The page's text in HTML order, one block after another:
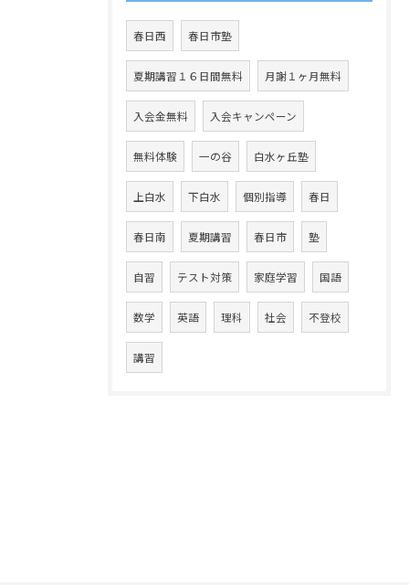
春日西 春日市塾
夏期講習１６日間無料 月謝１ヶ月無料
入会金無料 入会キャンペーン
無料体験 一の谷 白水ヶ丘塾
上白水 下白水 個別指導 春日
春日南 夏期講習 春日市 塾
自習 テスト対策 家庭学習 国語
数学 英語 理科 社会 不登校
講習